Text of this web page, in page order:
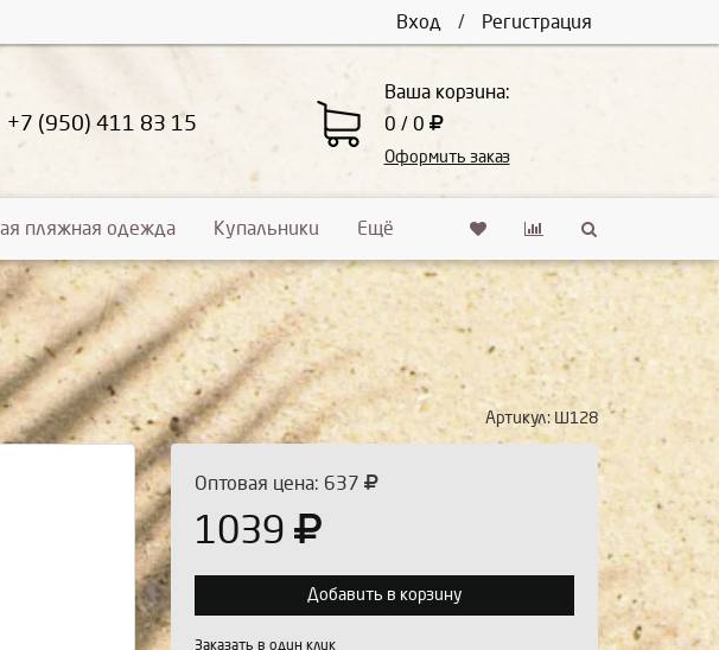
Вход / Регистрация
+7 (950) 411 83 15
Ваша корзина:
0 / 0
Оформить заказ
пляжная одежда Купальники Ещё
Артикул:Ш128
Оптовая цена: 637
1039
Выберите количество:
Добавить в корзину
Заказать в один клик